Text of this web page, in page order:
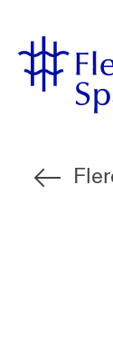
Sparebank